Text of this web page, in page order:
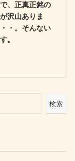
、正真正銘の
沢山ありま
・。そんない
。
検索